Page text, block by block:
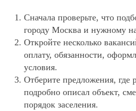
Сначала проверьте, что
городу Москва и нужному
Откройте несколько
оплату, обязанности,
условия.
Отберите предложения, где
подробно описал объект,
порядок заселения.